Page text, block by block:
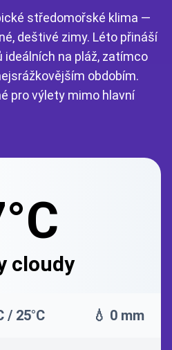
středomořské klima —
deštivé zimy. Léto přináší
ideálních na pláž, zatímco
obdobím.
pro výlety mimo hlavní
cloudy
/ 25°C 💧 0 mm